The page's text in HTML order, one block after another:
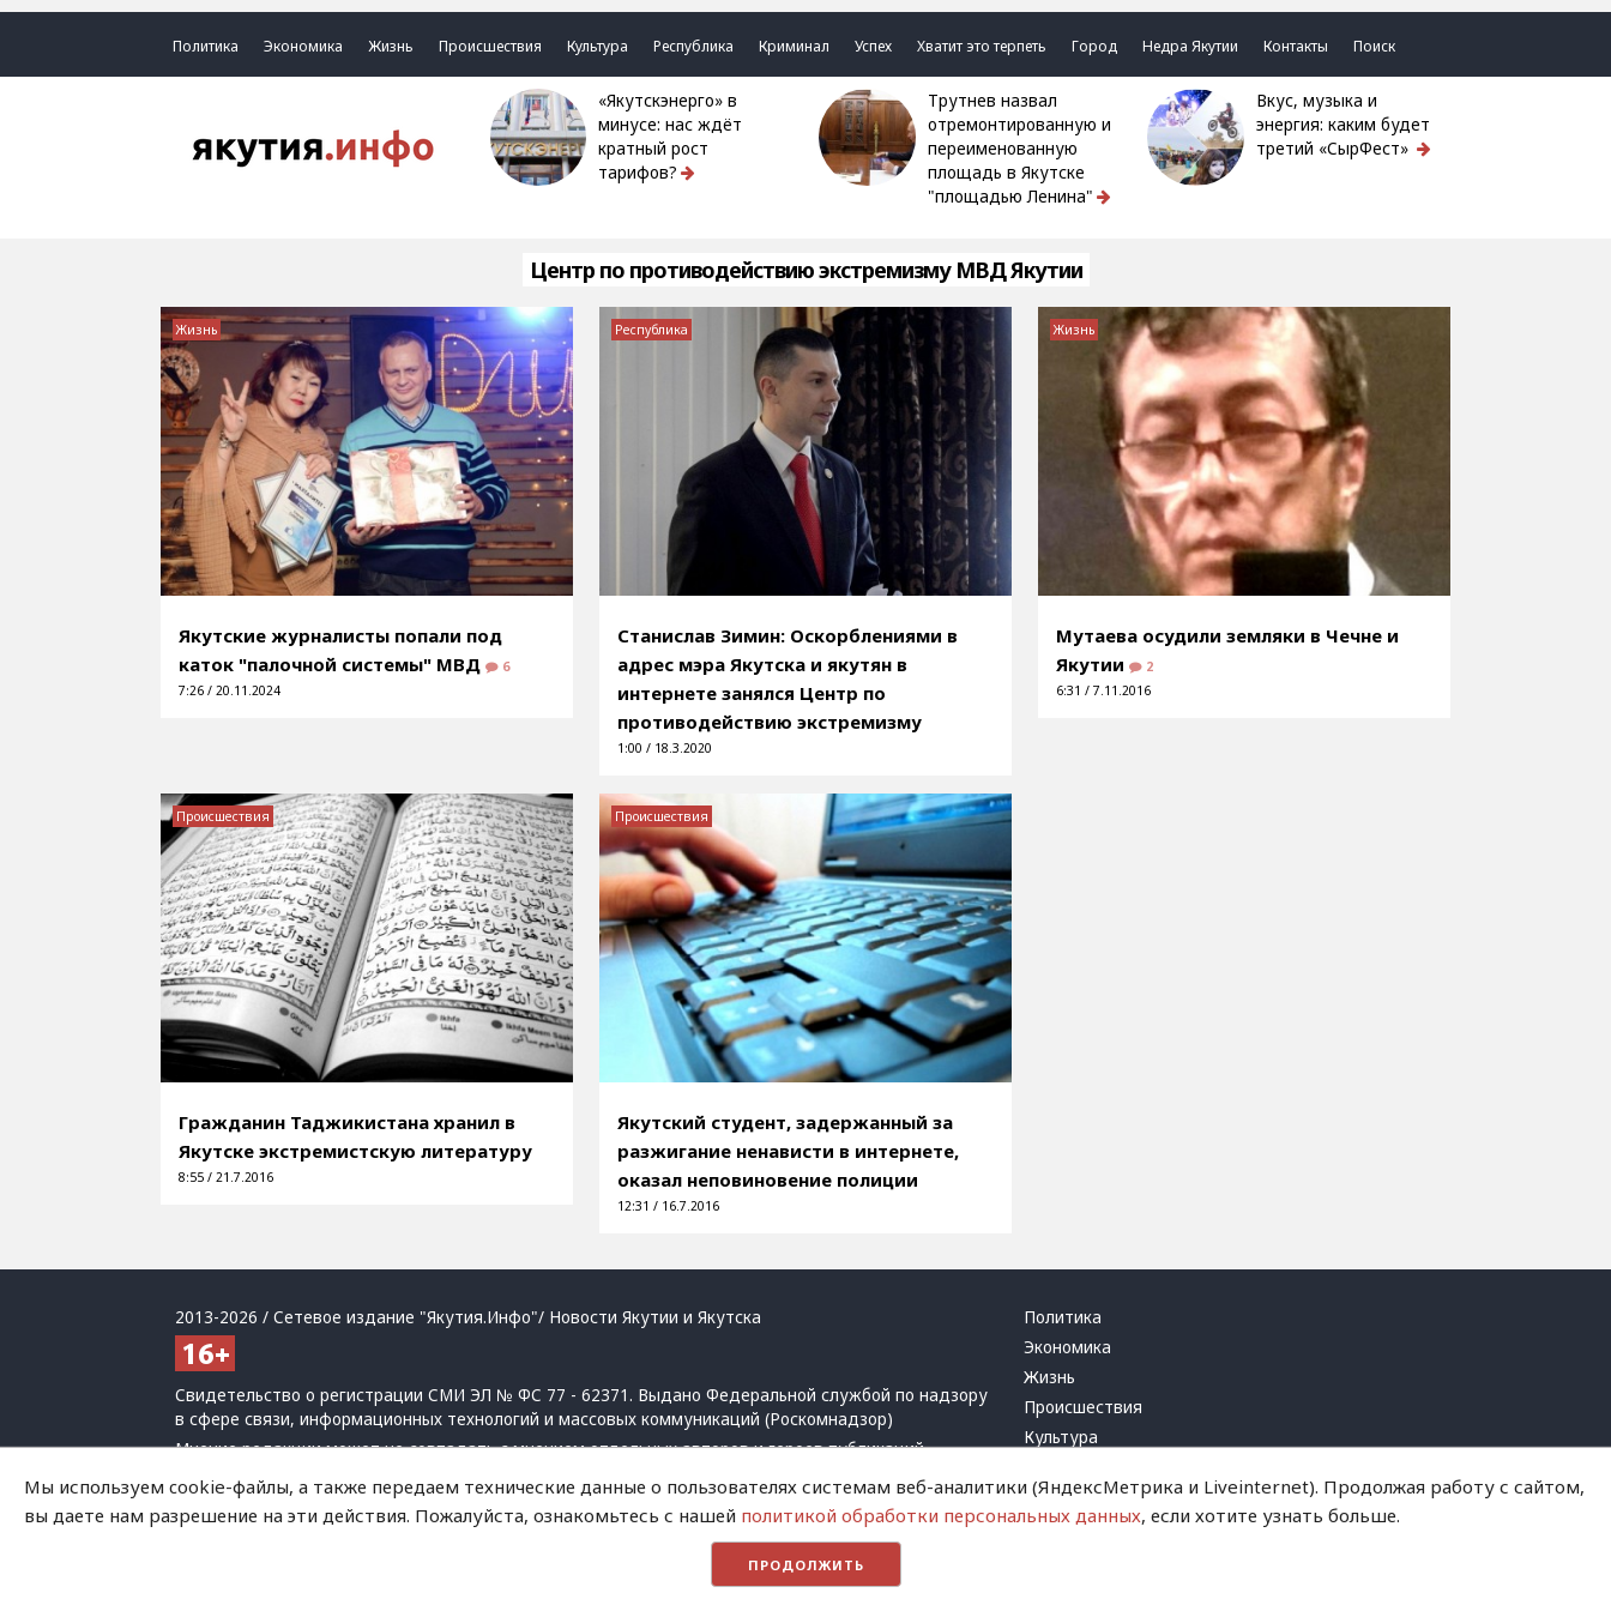
Политика Экономика Жизнь Происшествия Культура Республика Криминал Успех Хватит это терпеть Город Недра Якутии Контакты Поиск
«Якутскэнерго» в
минусе: нас ждёт
кратный рост
тарифов?
Трутнев назвал
отремонтированную и
переименованную
площадь в Якутске
"площадью Ленина"
Вкус, музыка и
энергия: каким будет
третий «СырФест»
Центр по противодействию экстремизму МВД Якутии
Якутские журналисты попали под
каток "палочной системы" МВД
6
7:26 / 20.11.2024
Жизнь
Станислав Зимин: Оскорблениями в
адрес мэра Якутска и якутян в
интернете занялся Центр по
противодействию экстремизму
1:00 / 18.3.2020
Республика
Мутаева осудили земляки в Чечне и
Якутии
2
6:31 / 7.11.2016
Жизнь
Гражданин Таджикистана хранил в
Якутске экстремистскую литературу
8:55 / 21.7.2016
Происшествия
Якутский студент, задержанный за
разжигание ненависти в интернете,
оказал неповиновение полиции
12:31 / 16.7.2016
Происшествия
2013-2026 / Сетевое издание "Якутия.Инфо"/ Новости Якутии и Якутска
Свидетельство о регистрации СМИ ЭЛ № ФС 77 - 62371. Выдано Федеральной службой по надзору
в сфере связи, информационных технологий и массовых коммуникаций (Роскомнадзор)
Мнение редакции может не совпадать с мнением отдельных авторов и героев публикаций.
При использовании материалов обязательна активная ссылка на сайт.
Политика обработки персональных данных
запрещенных организаций
Политика
Экономика
Жизнь
Происшествия
Культура
Криминал
Успех
Мы используем cookie-файлы, а также передаем технические данные о пользователях системам веб-аналитики (ЯндексМетрика и Liveinternet). Продолжая работу с сайтом,
вы даете нам разрешение на эти действия. Пожалуйста, ознакомьтесь с нашей политикой обработки персональных данных, если хотите узнать больше.
ПРОДОЛЖИТЬ